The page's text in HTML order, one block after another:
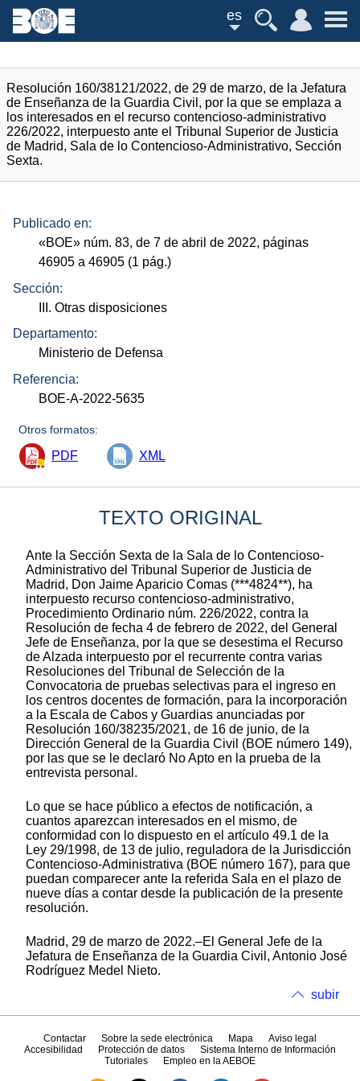
es
Resolución 160/38121/2022, de 29 de marzo, de la Jefatura
de Enseñanza de la Guardia Civil, por la que se emplaza a
los interesados en el recurso contencioso-administrativo
226/2022, interpuesto ante el Tribunal Superior de Justicia
de Madrid, Sala de lo Contencioso-Administrativo, Sección
Sexta.
Publicado en:
«BOE» núm. 83, de 7 de abril de 2022, páginas
46905 a 46905 (1 pág.)
Sección:
III. Otras disposiciones
Departamento:
Ministerio de Defensa
Referencia:
BOE-A-2022-5635
Otros formatos:
PDF XML
TEXTO ORIGINAL
Ante la Sección Sexta de la Sala de lo Contencioso-
Administrativo del Tribunal Superior de Justicia de
Madrid, Don Jaime Aparicio Comas (***4824**), ha
interpuesto recurso contencioso-administrativo,
Procedimiento Ordinario núm. 226/2022, contra la
Resolución de fecha 4 de febrero de 2022, del General
Jefe de Enseñanza, por la que se desestima el Recurso
de Alzada interpuesto por el recurrente contra varias
Resoluciones del Tribunal de Selección de la
Convocatoria de pruebas selectivas para el ingreso en
los centros docentes de formación, para la incorporación
a la Escala de Cabos y Guardias anunciadas por
Resolución 160/38235/2021, de 16 de junio, de la
Dirección General de la Guardia Civil (BOE número 149),
por las que se le declaró No Apto en la prueba de la
entrevista personal.
Lo que se hace público a efectos de notificación, a
cuantos aparezcan interesados en el mismo, de
conformidad con lo dispuesto en el artículo 49.1 de la
Ley 29/1998, de 13 de julio, reguladora de la Jurisdicción
Contencioso-Administrativa (BOE número 167), para que
puedan comparecer ante la referida Sala en el plazo de
nueve días a contar desde la publicación de la presente
resolución.
Madrid, 29 de marzo de 2022.–El General Jefe de la
Jefatura de Enseñanza de la Guardia Civil, Antonio José
Rodríguez Medel Nieto.
subir
Contactar Sobre la sede electrónica Mapa
Aviso legal
Accesibilidad
Protección de datos
Sistema Interno de Información
Tutoriales
Empleo en la AEBOE